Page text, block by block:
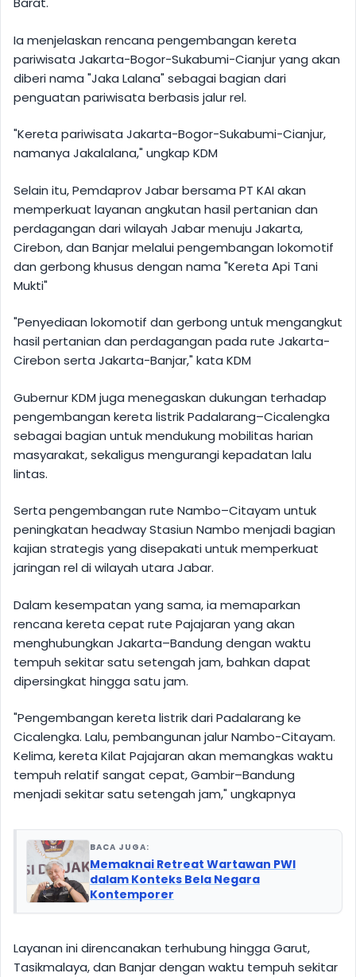
Ia menjelaskan rencana pengembangan kereta
pariwisata Jakarta-Bogor-Sukabumi-Cianjur yang akan
diberi nama "Jaka Lalana" sebagai bagian dari
penguatan pariwisata berbasis jalur rel.
"Kereta pariwisata Jakarta-Bogor-Sukabumi-Cianjur,
namanya Jakalalana," ungkap KDM
Selain itu, Pemdaprov Jabar bersama PT KAI akan
memperkuat layanan angkutan hasil pertanian dan
perdagangan dari wilayah Jabar menuju Jakarta,
Cirebon, dan Banjar melalui pengembangan lokomotif
dan gerbong khusus dengan nama "Kereta Api Tani
Mukti"
"Penyediaan lokomotif dan gerbong untuk mengangkut
hasil pertanian dan perdagangan pada rute Jakarta-
Cirebon serta Jakarta-Banjar," kata KDM
Gubernur KDM juga menegaskan dukungan terhadap
pengembangan kereta listrik Padalarang–Cicalengka
sebagai bagian untuk mendukung mobilitas harian
masyarakat, sekaligus mengurangi kepadatan lalu
lintas.
Serta pengembangan rute Nambo–Citayam untuk
peningkatan headway Stasiun Nambo menjadi bagian
kajian strategis yang disepakati untuk memperkuat
jaringan rel di wilayah utara Jabar.
Dalam kesempatan yang sama, ia memaparkan
rencana kereta cepat rute Pajajaran yang akan
menghubungkan Jakarta–Bandung dengan waktu
tempuh sekitar satu setengah jam, bahkan dapat
dipersingkat hingga satu jam.
"Pengembangan kereta listrik dari Padalarang ke
Cicalengka. Lalu, pembangunan jalur Nambo-Citayam.
Kelima, kereta Kilat Pajajaran akan memangkas waktu
tempuh relatif sangat cepat, Gambir–Bandung
menjadi sekitar satu setengah jam," ungkapnya
BACA JUGA:
Memaknai Retreat Wartawan PWI
dalam Konteks Bela Negara
Kontemporer
Layanan ini direncanakan terhubung hingga Garut,
Tasikmalaya, dan Banjar dengan waktu tempuh sekitar